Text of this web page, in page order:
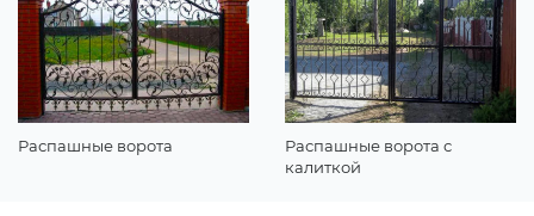
Распашные ворота
Распашные ворота с
калиткой